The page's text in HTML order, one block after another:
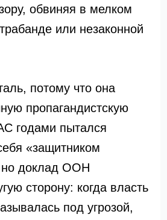
обвиняя в мелком
или незаконной
потому что она
пропагандистскую
годами пытался
«защитником
но доклад ООН
сторону: когда власть
под угрозой,